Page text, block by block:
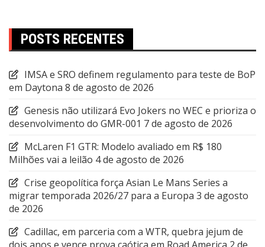
POSTS RECENTES
IMSA e SRO definem regulamento para teste de BoP
em Daytona 8 de agosto de 2026
Genesis não utilizará Evo Jokers no WEC e prioriza o
desenvolvimento do GMR-001 7 de agosto de 2026
McLaren F1 GTR: Modelo avaliado em R$ 180
Milhões vai a leilão 4 de agosto de 2026
Crise geopolítica força Asian Le Mans Series a
migrar temporada 2026/27 para a Europa 3 de agosto
de 2026
Cadillac, em parceria com a WTR, quebra jejum de